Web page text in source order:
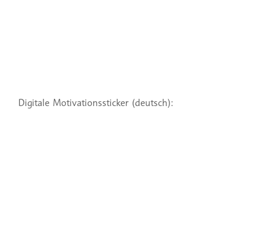
Digitale Motivationssticker (deutsch):